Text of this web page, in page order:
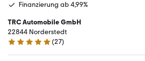
Finanzierung ab 4,99%
TRC Automobile GmbH
22844 Norderstedt
4.8 Sterne
(27)